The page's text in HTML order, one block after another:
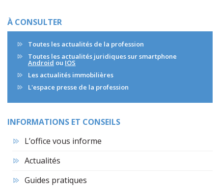
À CONSULTER
Toutes les actualités de la profession
Toutes les actualités juridiques sur smartphone
Android ou IOS
Les actualités immobilières
L'espace presse de la profession
INFORMATIONS ET CONSEILS
L’office vous informe
Actualités
Guides pratiques